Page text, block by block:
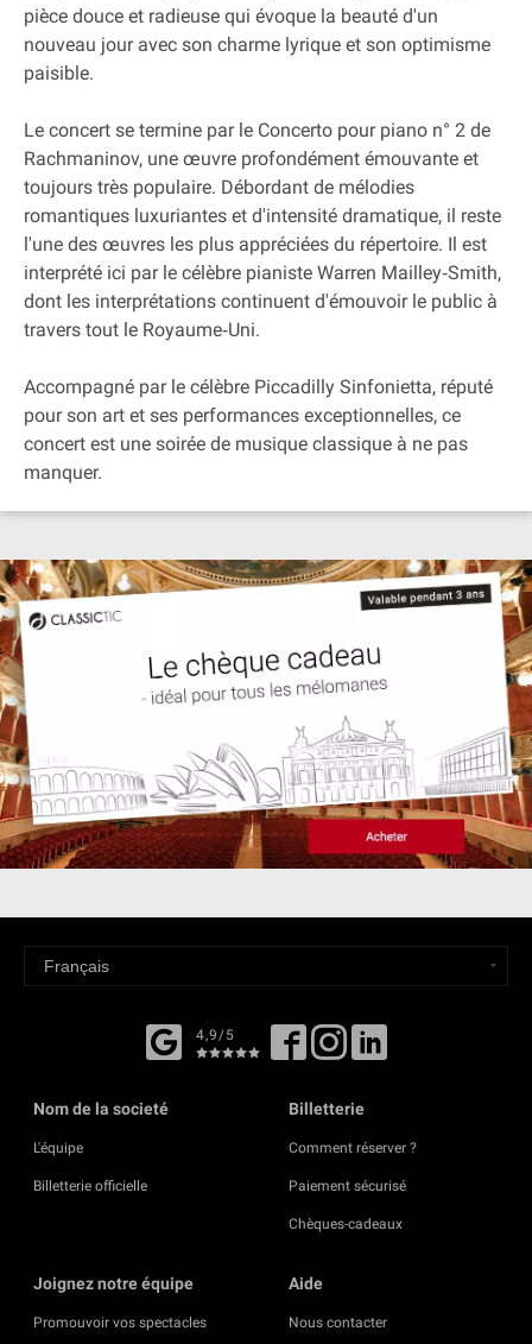
pièce douce et radieuse qui évoque la beauté d'un
nouveau jour avec son charme lyrique et son optimisme
paisible.
Le concert se termine par le Concerto pour piano n° 2 de
Rachmaninov, une œuvre profondément émouvante et
toujours très populaire. Débordant de mélodies
romantiques luxuriantes et d'intensité dramatique, il reste
l'une des œuvres les plus appréciées du répertoire. Il est
interprété ici par le célèbre pianiste Warren Mailley‐Smith,
dont les interprétations continuent d'émouvoir le public à
travers tout le Royaume‐Uni.
Accompagné par le célèbre Piccadilly Sinfonietta, réputé
pour son art et ses performances exceptionnelles, ce
concert est une soirée de musique classique à ne pas
manquer.
4,9/5
Nom de la societé
L'équipe
Billetterie officielle
Billetterie
Comment réserver ?
Paiement sécurisé
Chèques-cadeaux
Joignez notre équipe
Promouvoir vos spectacles
Aide
Nous contacter